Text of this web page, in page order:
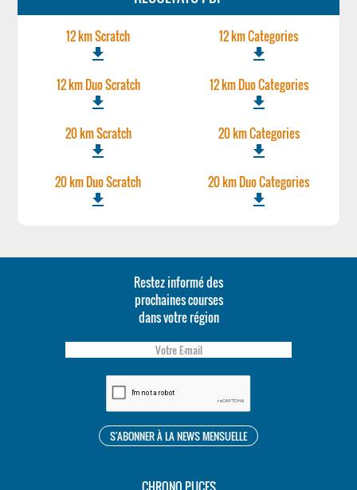
12 km Scratch
file_download
12 km Categories
file_download
12 km Duo Scratch
file_download
12 km Duo Categories
file_download
20 km Scratch
file_download
20 km Categories
file_download
20 km Duo Scratch
file_download
20 km Duo Categories
file_download
Restez informé des
prochaines courses
dans votre région